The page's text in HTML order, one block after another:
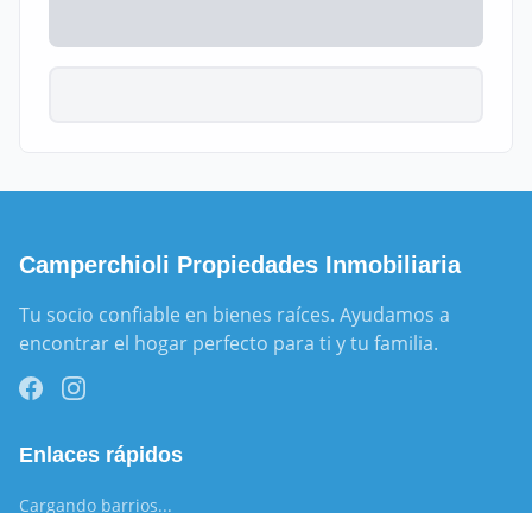
Camperchioli Propiedades Inmobiliaria
Tu socio confiable en bienes raíces. Ayudamos a
encontrar el hogar perfecto para ti y tu familia.
Enlaces rápidos
Cargando barrios...